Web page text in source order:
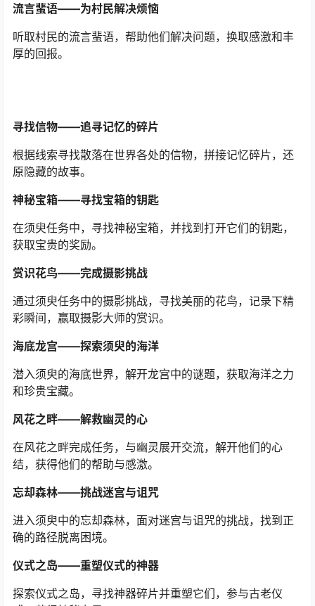
流言蜚语——为村民解决烦恼
听取村民的流言蜚语，帮助他们解决问题，换取感激和丰
厚的回报。
寻找信物——追寻记忆的碎片
根据线索寻找散落在世界各处的信物，拼接记忆碎片，还
原隐藏的故事。
神秘宝箱——寻找宝箱的钥匙
在须臾任务中，寻找神秘宝箱，并找到打开它们的钥匙，
获取宝贵的奖励。
赏识花鸟——完成摄影挑战
通过须臾任务中的摄影挑战，寻找美丽的花鸟，记录下精
彩瞬间，赢取摄影大师的赏识。
海底龙宫——探索须臾的海洋
潜入须臾的海底世界，解开龙宫中的谜题，获取海洋之力
和珍贵宝藏。
风花之畔——解救幽灵的心
在风花之畔完成任务，与幽灵展开交流，解开他们的心
结，获得他们的帮助与感激。
忘却森林——挑战迷宫与诅咒
进入须臾中的忘却森林，面对迷宫与诅咒的挑战，找到正
确的路径脱离困境。
仪式之岛——重塑仪式的神器
探索仪式之岛，寻找神器碎片并重塑它们，参与古老仪